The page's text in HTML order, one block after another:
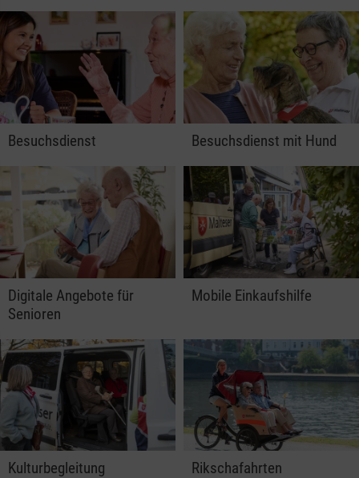
Besuchsdienst Besuchsdienst mit Hund
Digitale Angebote für
Senioren
Mobile Einkaufshilfe
Kulturbegleitung Rikschafahrten